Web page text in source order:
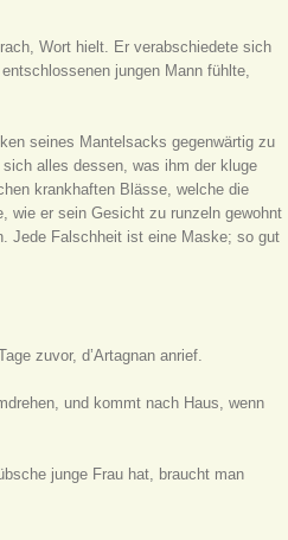
Wort hielt. Er verabschiedete sich
jungen Mann fühlte,
seines Mantelsacks gegenwärtig zu
alles dessen, was ihm der kluge
krankhaften Blässe, welche die
wie er sein Gesicht zu runzeln gewohnt
Jede Falschheit ist eine Maske; so gut
zuvor, d’Artagnan anrief.
und kommt nach Haus, wenn
junge Frau hat, braucht man